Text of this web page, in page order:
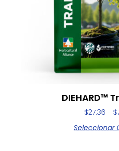
DIEHARD™
$27.36 - $
Seleccionar